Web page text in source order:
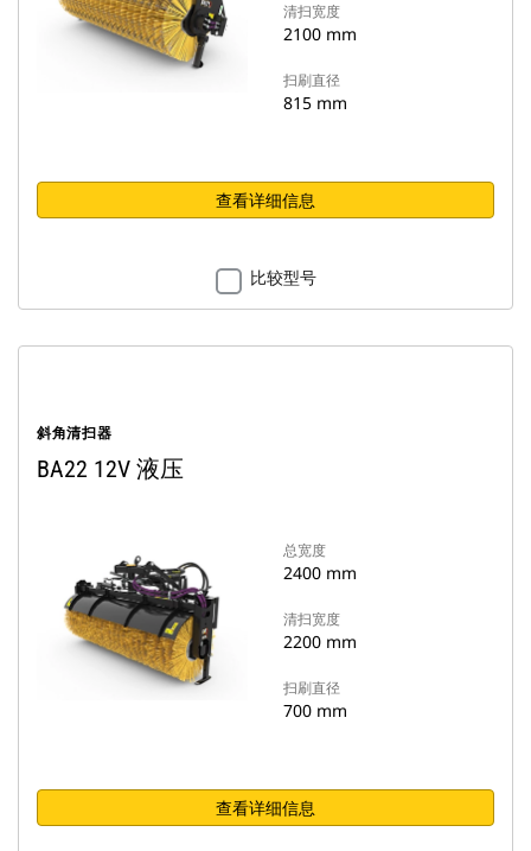
清扫宽度
2100 mm
扫刷直径
815 mm
查看详细信息
比较型号
斜角清扫器
BA22 12V 液压
总宽度
2400 mm
清扫宽度
2200 mm
扫刷直径
700 mm
查看详细信息